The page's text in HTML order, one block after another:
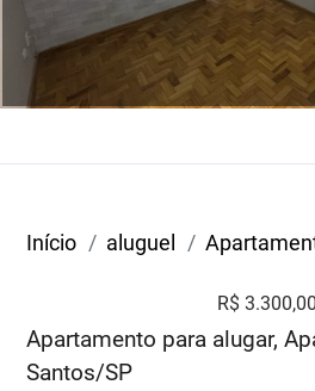
Início aluguel
R$ 3.300,00
Apartamento para alugar,
Santos/SP